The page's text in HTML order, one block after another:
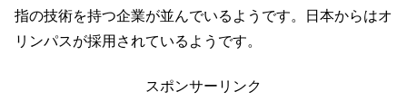
指の技術を持つ企業が並んでいるようです。日本からはオ
リンパスが採用されているようです。
スポンサーリンク